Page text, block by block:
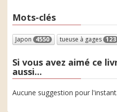
Mots-clés
Japon 4550 tueuse à gages 123
Si vous avez aimé ce
aussi...
Aucune suggestion pour l'instant.